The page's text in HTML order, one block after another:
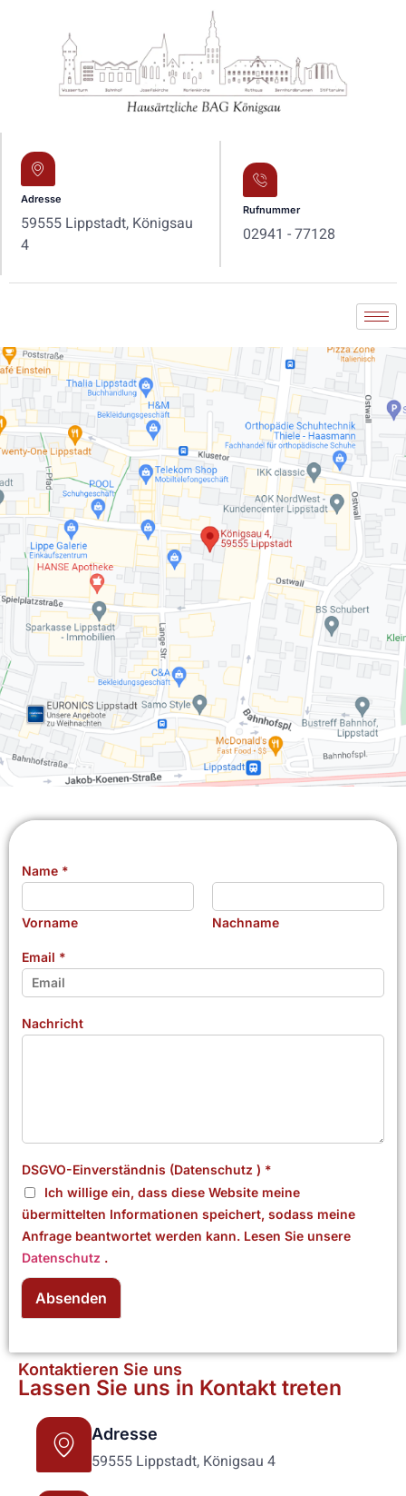
Adresse
59555 Lippstadt, Königsau
4
Rufnummer
02941 - 77128
Name *
Vorname Nachname
Email *
Nachricht
DSGVO-Einverständnis (Datenschutz ) *
Ich willige ein, dass diese Website meine
übermittelten Informationen speichert, sodass meine
Anfrage beantwortet werden kann. Lesen Sie unsere
Datenschutz .
Absenden
Kontaktieren Sie uns
Lassen Sie uns in Kontakt treten
Adresse
59555 Lippstadt, Königsau 4